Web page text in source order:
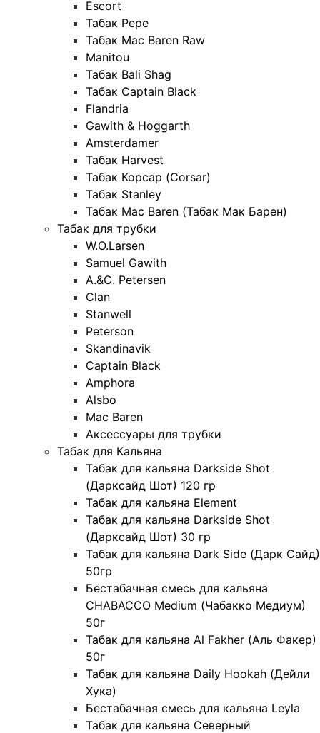
Escort
Табак Pepe
Табак Mac Baren Raw
Manitou
Табак Bali Shag
Табак Captain Black
Flandria
Gawith & Hoggarth
Amsterdamer
Табак Harvest
Табак Корсар (Corsar)
Табак Stanley
Табак Mac Baren (Табак Мак Барен)
Табак для трубки
W.O.Larsen
Samuel Gawith
A.&C. Petersen
Clan
Stanwell
Peterson
Skandinavik
Captain Black
Amphora
Alsbo
Mac Baren
Аксессуары для трубки
Табак для Кальяна
Табак для кальяна Darkside Shot
(Дарксайд Шот) 120 гр
Табак для кальяна Element
Табак для кальяна Darkside Shot
(Дарксайд Шот) 30 гр
Табак для кальяна Dark Side (Дарк Сайд)
50гр
Бестабачная смесь для кальяна
CHABACCO Medium (Чабакко Медиум)
50г
Табак для кальяна Al Fakher (Аль Факер)
50г
Табак для кальяна Daily Hookah (Дейли
Хука)
Бестабачная смесь для кальяна Leyla
Табак для кальяна Северный